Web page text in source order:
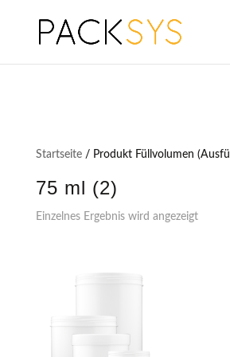
Startseite/ Produkt Füllvolumen
75 ml (2)
Einzelnes Ergebnis wird angezeigt